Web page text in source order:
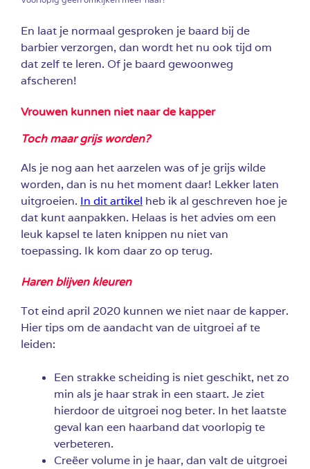
En laat je normaal gesproken je baard bij de
barbier verzorgen, dan wordt het nu ook tijd om
dat zelf te leren. Of je baard gewoonweg
afscheren!
Vrouwen kunnen niet naar de kapper
Toch maar grijs worden?
Als je nog aan het aarzelen was of je grijs wilde
worden, dan is nu het moment daar! Lekker laten
uitgroeien. In dit artikel heb ik al geschreven hoe je
dat kunt aanpakken. Helaas is het advies om een
leuk kapsel te laten knippen nu niet van
toepassing. Ik kom daar zo op terug.
Haren blijven kleuren
Tot eind april 2020 kunnen we niet naar de kapper.
Hier tips om de aandacht van de uitgroei af te
leiden:
Een strakke scheiding is niet geschikt, net zo
min als je haar strak in een staart. Je ziet
hierdoor de uitgroei nog beter. In het laatste
geval kan een haarband dat voorlopig te
verbeteren.
Creëer volume in je haar, dan valt de uitgroei